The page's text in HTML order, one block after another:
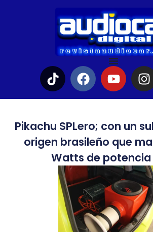
Pikachu SPLero; con un
origen brasileño que
Watts de potencia